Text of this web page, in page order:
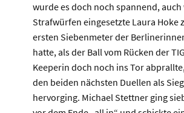
wurde es doch noch spannend, auch
Strafwürfen eingesetzte Laura Hoke
ersten Siebenmeter der
hatte, als der Ball vom Rücken der
Keeperin doch noch ins Tor
den beiden nächsten Duellen als
hervorging. Michael Stettner ging